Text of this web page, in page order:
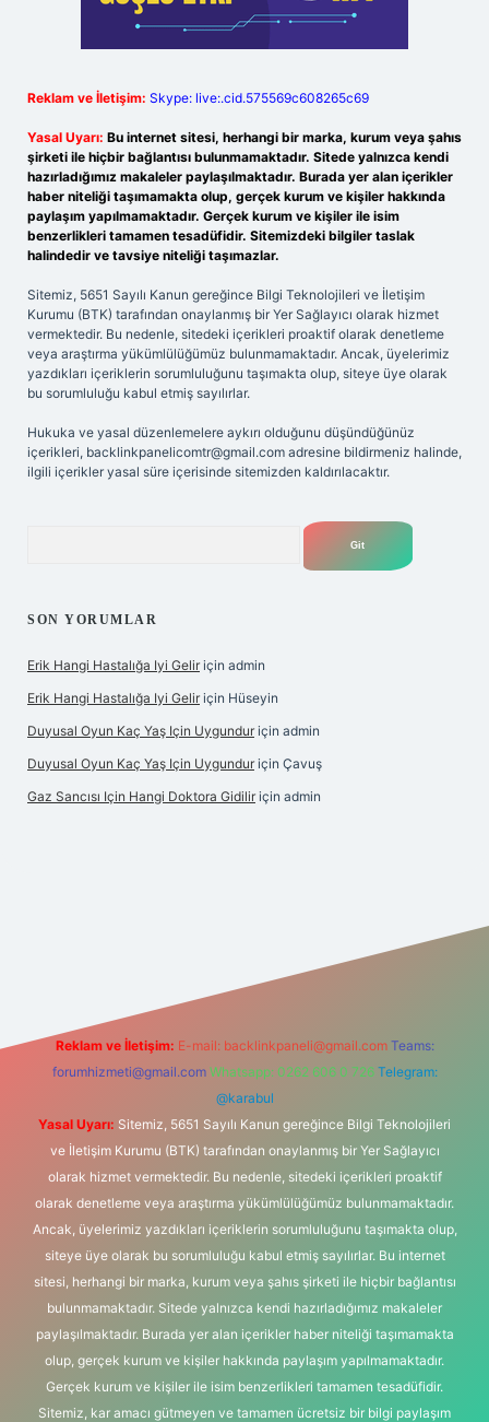
Reklam ve İletişim: Skype: live:.cid.575569c608265c69
Yasal Uyarı: Bu internet sitesi, herhangi bir marka, kurum veya şahıs
şirketi ile hiçbir bağlantısı bulunmamaktadır. Sitede yalnızca kendi
hazırladığımız makaleler paylaşılmaktadır. Burada yer alan içerikler
haber niteliği taşımamakta olup, gerçek kurum ve kişiler hakkında
paylaşım yapılmamaktadır. Gerçek kurum ve kişiler ile isim
benzerlikleri tamamen tesadüfidir. Sitemizdeki bilgiler taslak
halindedir ve tavsiye niteliği taşımazlar.
Sitemiz, 5651 Sayılı Kanun gereğince Bilgi Teknolojileri ve İletişim
Kurumu (BTK) tarafından onaylanmış bir Yer Sağlayıcı olarak hizmet
vermektedir. Bu nedenle, sitedeki içerikleri proaktif olarak denetleme
veya araştırma yükümlülüğümüz bulunmamaktadır. Ancak, üyelerimiz
yazdıkları içeriklerin sorumluluğunu taşımakta olup, siteye üye olarak
bu sorumluluğu kabul etmiş sayılırlar.
Hukuka ve yasal düzenlemelere aykırı olduğunu düşündüğünüz
içerikleri, backlinkpanelicomtr@gmail.com adresine bildirmeniz halinde,
ilgili içerikler yasal süre içerisinde sitemizden kaldırılacaktır.
SON YORUMLAR
Erik Hangi Hastalığa Iyi Gelir için admin
Erik Hangi Hastalığa Iyi Gelir için Hüseyin
Duyusal Oyun Kaç Yaş Için Uygundur için admin
Duyusal Oyun Kaç Yaş Için Uygundur için Çavuş
Gaz Sancısı Için Hangi Doktora Gidilir için admin
Reklam ve İletişim: E-mail: backlinkpaneli@gmail.com Teams:
forumhizmeti@gmail.com Whatsapp: 0262 606 0 726 Telegram:
@karabul
Yasal Uyarı: Sitemiz, 5651 Sayılı Kanun gereğince Bilgi Teknolojileri
ve İletişim Kurumu (BTK) tarafından onaylanmış bir Yer Sağlayıcı
olarak hizmet vermektedir. Bu nedenle, sitedeki içerikleri proaktif
olarak denetleme veya araştırma yükümlülüğümüz bulunmamaktadır.
Ancak, üyelerimiz yazdıkları içeriklerin sorumluluğunu taşımakta olup,
siteye üye olarak bu sorumluluğu kabul etmiş sayılırlar. Bu internet
sitesi, herhangi bir marka, kurum veya şahıs şirketi ile hiçbir bağlantısı
bulunmamaktadır. Sitede yalnızca kendi hazırladığımız makaleler
paylaşılmaktadır. Burada yer alan içerikler haber niteliği taşımamakta
olup, gerçek kurum ve kişiler hakkında paylaşım yapılmamaktadır.
Gerçek kurum ve kişiler ile isim benzerlikleri tamamen tesadüfidir.
Sitemiz, kar amacı gütmeyen ve tamamen ücretsiz bir bilgi paylaşım